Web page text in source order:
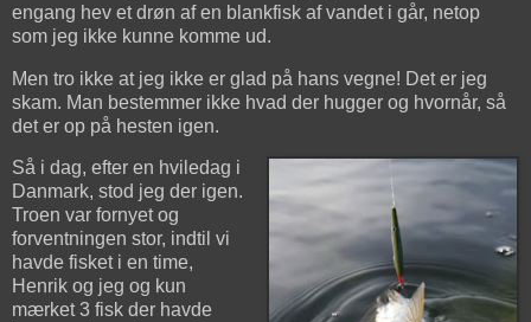
engang hev et drøn af en blankfisk af vandet i går, netop
som jeg ikke kunne komme ud.
Men tro ikke at jeg ikke er glad på hans vegne! Det er jeg
skam. Man bestemmer ikke hvad der hugger og hvornår, så
det er op på hesten igen.
Så i dag, efter en hviledag i
Danmark, stod jeg der igen.
Troen var fornyet og
forventningen stor, indtil vi
havde fisket i en time,
Henrik og jeg og kun
mærket 3 fisk der havde